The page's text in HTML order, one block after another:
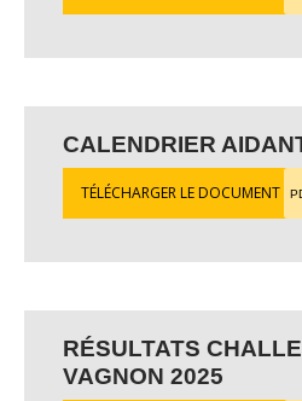
CALENDRIER
TÉLÉCHARGER LE DOCUMENT
RÉSULTATS
VAGNON 2025